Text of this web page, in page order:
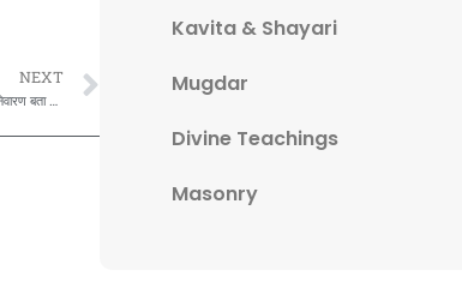
NEXT
योग आयुर्वेद व अन्य चिकित्सा पद्धति और एलोपैथी पद्धति में वर्चस्व युद्ध का कारण ओर निवारण बता रहे है स्वामी सत्येंद्र सत्यसाहिब जी Next
Kavita & Shayari
Mugdar
Divine Teachings
Masonry